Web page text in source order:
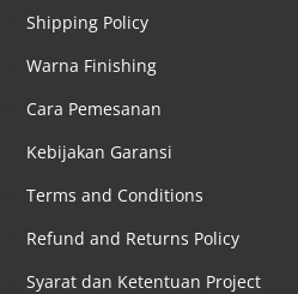
Shipping Policy
Warna Finishing
Cara Pemesanan
Kebijakan Garansi
Terms and Conditions
Refund and Returns Policy
Syarat dan Ketentuan Project